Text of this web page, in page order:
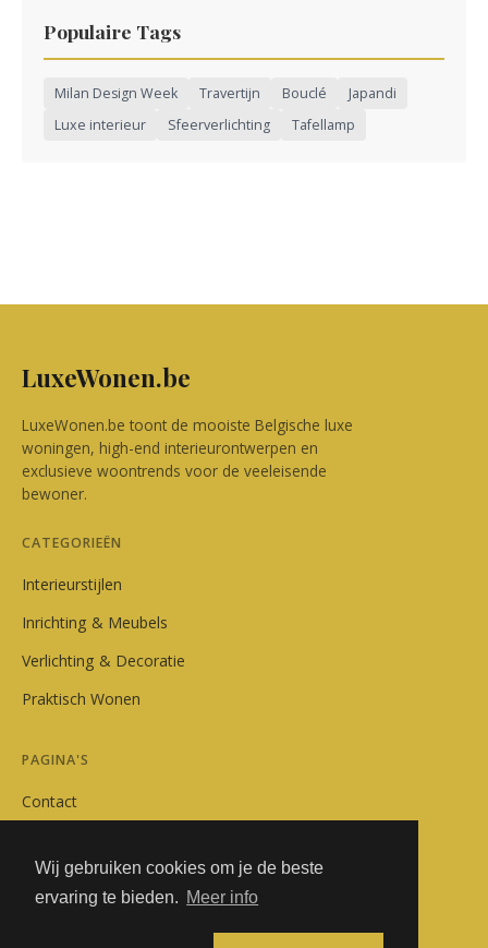
Wij gebruiken cookies om je de beste
ervaring te bieden. Meer info
Populaire Tags
Milan Design Week Travertijn Bouclé
Japandi
Luxe interieur
Sfeerverlichting Tafellamp
LuxeWonen.be
LuxeWonen.be toont de mooiste Belgische luxe
woningen, high-end interieurontwerpen en
exclusieve woontrends voor de veeleisende
bewoner.
CATEGORIEËN
Interieurstijlen
Inrichting & Meubels
Verlichting & Decoratie
Praktisch Wonen
PAGINA'S
Contact
Algemene Voorwaarden